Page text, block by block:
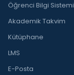
Öğrenci Bilgi Sistemi
Akademik Takvim
Kütüphane
LMS
E-Posta